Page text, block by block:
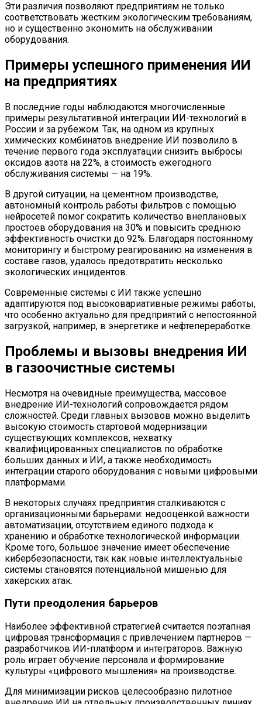
Эти различия позволяют предприятиям не только
соответствовать жестким экологическим требованиям,
но и существенно экономить на обслуживании
оборудования.
Примеры успешного применения ИИ
на предприятиях
В последние годы наблюдаются многочисленные
примеры результативной интеграции ИИ-технологий в
России и за рубежом. Так, на одном из крупных
химических комбинатов внедрение ИИ позволило в
течение первого года эксплуатации снизить выбросы
оксидов азота на 22%, а стоимость ежегодного
обслуживания системы — на 19%.
В другой ситуации, на цементном производстве,
автономный контроль работы фильтров с помощью
нейросетей помог сократить количество внеплановых
простоев оборудования на 30% и повысить среднюю
эффективность очистки до 92%. Благодаря постоянному
мониторингу и быстрому реагированию на изменения в
составе газов, удалось предотвратить несколько
экологических инцидентов.
Современные системы с ИИ также успешно
адаптируются под высоковариативные режимы работы,
что особенно актуально для предприятий с непостоянной
загрузкой, например, в энергетике и нефтепереработке.
Проблемы и вызовы внедрения ИИ
в газоочистные системы
Несмотря на очевидные преимущества, массовое
внедрение ИИ-технологий сопровождается рядом
сложностей. Среди главных вызовов можно выделить
высокую стоимость стартовой модернизации
существующих комплексов, нехватку
квалифицированных специалистов по обработке
больших данных и ИИ, а также необходимость
интеграции старого оборудования с новыми цифровыми
платформами.
В некоторых случаях предприятия сталкиваются с
организационными барьерами: недооценкой важности
автоматизации, отсутствием единого подхода к
хранению и обработке технологической информации.
Кроме того, большое значение имеет обеспечение
кибербезопасности, так как новые интеллектуальные
системы становятся потенциальной мишенью для
хакерских атак.
Пути преодоления барьеров
Наиболее эффективной стратегией считается поэтапная
цифровая трансформация с привлечением партнеров —
разработчиков ИИ-платформ и интеграторов. Важную
роль играет обучение персонала и формирование
культуры «цифрового мышления» на производстве.
Для минимизации рисков целесообразно пилотное